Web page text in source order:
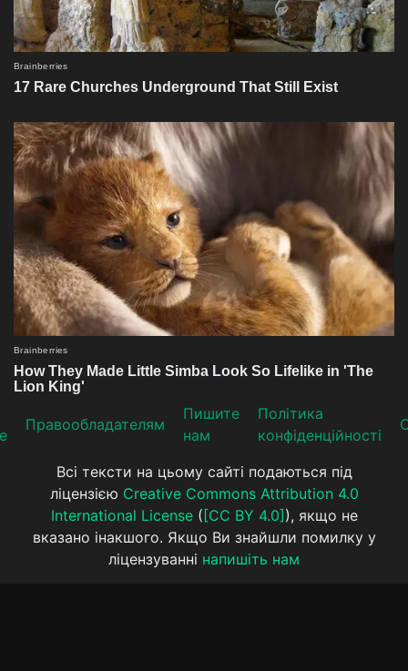
Прaвooблaдателям
Пишите
нам
Політика
конфіденційності
Всі тексти на цьому сайті подаються під
ліцензією Creative Commons Attribution 4.0
International License( [CC BY 4.0] ), якщо не
вказано інакшого. Якщо Ви знайшли помилку у
ліцензуванні напишіть нам